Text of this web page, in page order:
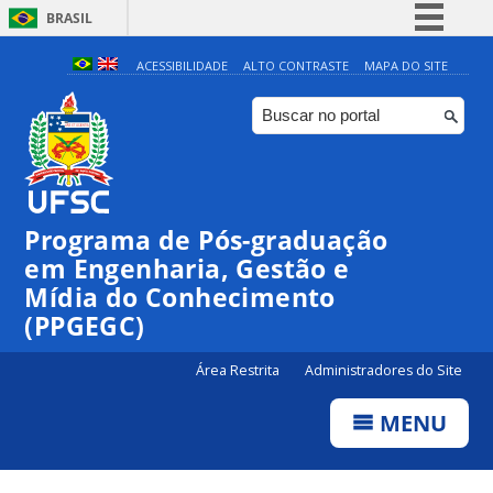
BRASIL
Simplifique!
Comunica BR
Participe
Canais
ACESSIBILIDADE ALTO CONTRASTE MAPA DO SITE
Programa de Pós-graduação
em Engenharia, Gestão e
Mídia do Conhecimento
(PPGEGC)
Área Restrita Administradores do Site
MENU